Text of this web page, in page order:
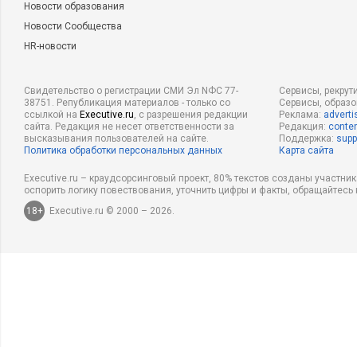
Новости образования
Новости Сообщества
HR-новости
Свидетельство о регистрации СМИ Эл NФС 77-
38751. Републикация материалов - только со
ссылкой на Executive.ru, с разрешения редакции
сайта. Редакция не несет ответственности за
высказывания пользователей на сайте.
Политика обработки персональных данных
Сервисы,
Сервисы,
Реклама:
Редакция:
Поддержка:
Карта сайта
Executive.ru – краудсорсинговый проект, 80% текстов созданы
оспорить логику повествования, уточнить цифры и факты,
18+
Executive.ru © 2000 – 2026.